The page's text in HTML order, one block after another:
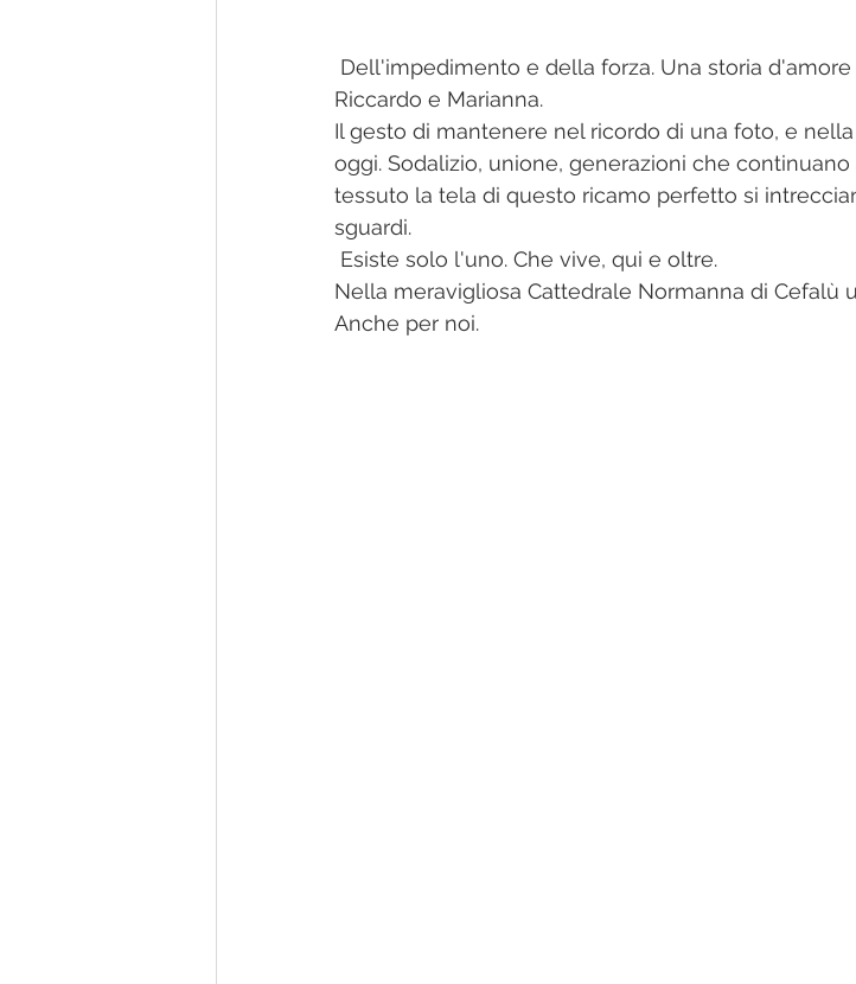
Riccardo e Marianna.
Il gesto di mantenere nel ricordo di una foto, e
oggi. Sodalizio, unione, generazioni che
tessuto la tela di questo ricamo perfetto si
sguardi.
Esiste solo l'uno. Che vive, qui e oltre.
Nella meravigliosa Cattedrale Normanna di Cefalù
Anche per noi.